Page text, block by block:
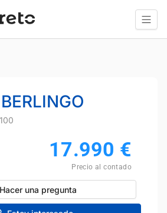
17.990 €
Precio al contado
Hacer una pregunta